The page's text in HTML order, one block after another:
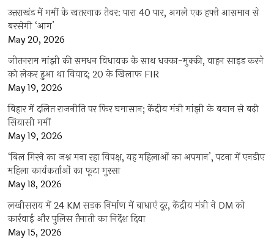
उत्तराखंड में गर्मी के खतरनाक तेवर: पारा 40 पार, अगले एक हफ्ते आसमान से
बरसेगी ‘आग’
May 20, 2026
जीतनराम मांझी की समधन विधायक के साथ धक्का-मुक्की, वाहन साइड करने
को लेकर हुआ था विवाद; 20 के खिलाफ FIR
May 19, 2026
बिहार में दलित राजनीति पर फिर घमासान; केंद्रीय मंत्री मांझी के बयान से बढ़ी
सियासी गर्मी
May 19, 2026
‘बिल गिरने का जश्न मना रहा विपक्ष, यह महिलाओं का अपमान’, पटना में एनडीए
महिला कार्यकर्ताओं का फूटा गुस्सा
May 18, 2026
लखीसराय में 24 KM सड़क निर्माण में बाधाएं दूर, केंद्रीय मंत्री ने DM को
कार्रवाई और पुलिस तैनाती का निर्देश दिया
May 15, 2026